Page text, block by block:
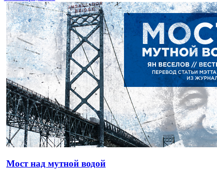
Мост над мутной водой